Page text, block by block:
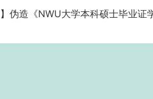
造《NWU大学本科硕士毕业证